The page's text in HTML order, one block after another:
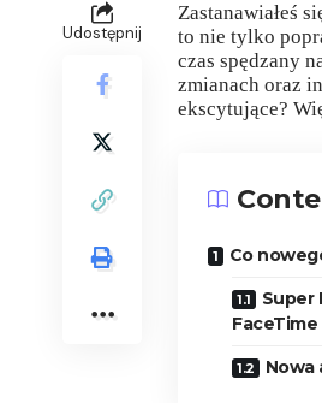
Udostępnij
Zastanawiałeś
to nie tylko
czas spędzany
zmianach oraz
ekscytujące?
Co
Super
FaceTime
Nowa